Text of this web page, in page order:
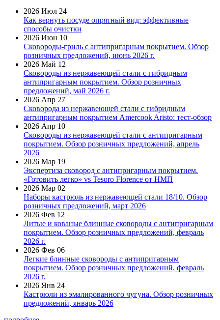
2026 Июл 24
Как вернуть посуде опрятный вид: эффективные
способы очистки
2026 Июн 10
Сковороды-гриль с антипригарным покрытием. Обзор
розничных предложений, июнь 2026 г.
2026 Май 12
Сковороды из нержавеющей стали с гибридным
антипригарным покрытием. Обзор розничных
предложений, май 2026 г.
2026 Апр 27
Сковорода из нержавеющей стали с гибридным
антипригарным покрытием Amercook Aristo: тест-обзор
2026 Апр 10
Сковороды из нержавеющей стали с антипригарным
покрытием. Обзор розничных предложений, апрель
2026
2026 Мар 19
Экспертиза сковород с антипригарным покрытием.
«Готовить легко» vs Tesoro Florence от НМП
2026 Мар 02
Наборы кастрюль из нержавеющей стали 18/10. Обзор
розничных предложений, март 2026
2026 Фев 12
Литые и кованые блинные сковороды с антипригарным
покрытием. Обзор розничных предложений, февраль
2026 г.
2026 Фев 06
Легкие блинные сковороды с антипригарным
покрытием. Обзор розничных предложений, февраль
2026 г.
2026 Янв 24
Кастрюли из эмалированного чугуна. Обзор розничных
предложений, январь 2026